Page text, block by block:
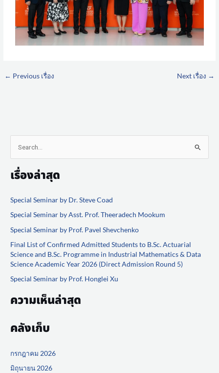
← Previous เรื่อง Next เรื่อง →
a
c
h
f
o
r
:
เรื่องล่าสุด
Special Seminar by Dr. Steve Coad
Special Seminar by Asst. Prof. Theeradech Mookum
Special Seminar by Prof. Pavel Shevchenko
Final List of Confirmed Admitted Students to B.Sc. Actuarial
Science and B.Sc. Programme in Industrial Mathematics & Data
Science Academic Year 2026 (Direct Admission Round 5)
Special Seminar by Prof. Honglei Xu
ความเห็นล่าสุด
คลังเก็บ
กรกฎาคม 2026
มิถุนายน 2026